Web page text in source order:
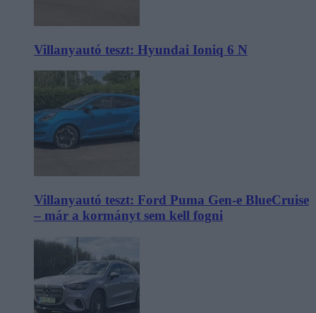
Villanyautó teszt: Hyundai Ioniq 6 N
Villanyautó teszt: Ford Puma Gen-e BlueCruise
– már a kormányt sem kell fogni